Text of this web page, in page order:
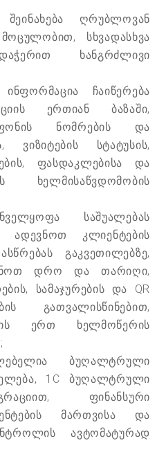
ღრუბლოვან
სხვადასხვა
ხანგრძლივი
ჩაიწერება
ერთიან ბაზაში,
ნომრების და
ვიზიტების სტატუსის,
ფასდაკლებისა და
ხელმისაწვდომობის
საშუალებას
კლიენტების
გაკვეთილებზე,
დრო და თარიღი,
სამაჯურების და QR
გათვალისწინებით,
ერთ ხელმოწერის
ბუღალტრული
1C ბუღალტრული
ფინანსური
მართვისა და
ავტომატურად